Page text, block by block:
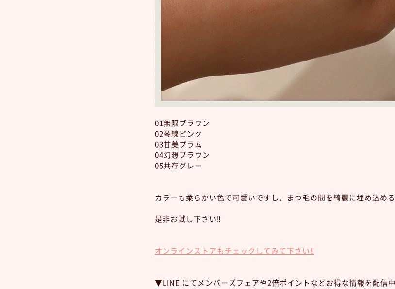
01無限ブラウン
02琴線ピンク
03甘美プラム
04幻想ブラウン
05共存グレー
カラーも柔らかい色で可愛いですし、まつ毛の間を綺麗に埋め込め
是非お試し下さい‼︎
オンラインストアもチェックしてみて下さい‼︎
▼LINE にてメンバーズフェアや2倍ポイントなどお得な情報を配信